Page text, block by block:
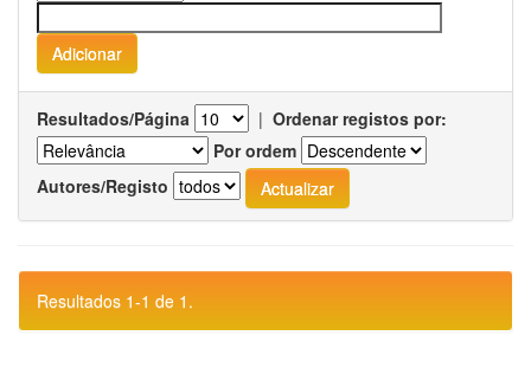
Resultados/Página | Ordenar registos por:
Por ordem
Autores/Registo
Resultados 1-1 de 1.